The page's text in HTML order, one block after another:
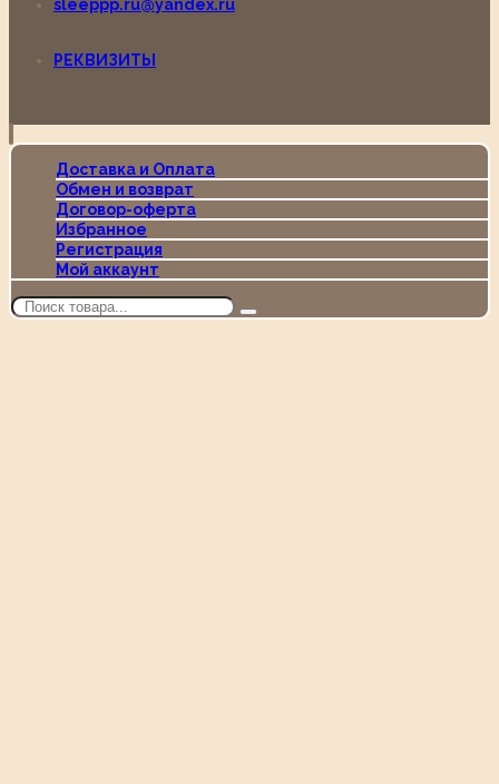
sleeppp.ru@yandex.ru
РЕКВИЗИТЫ
Доставка и Оплата
Обмен и возврат
Договор-оферта
Избранное
Регистрация
Мой аккаунт